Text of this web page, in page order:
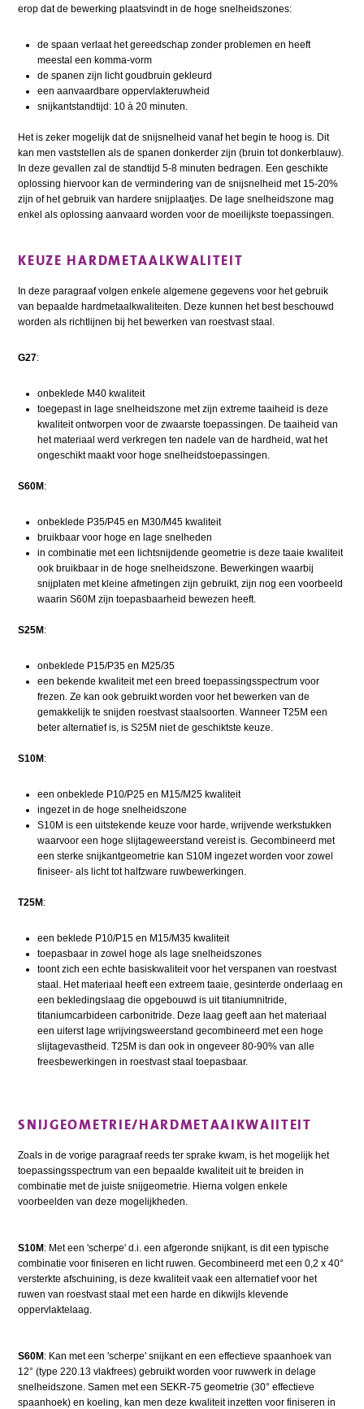
erop dat de bewerking plaatsvindt in de hoge snelheidszones:
de spaan verlaat het gereedschap zonder problemen en heeft
meestal een komma-vorm
de spanen zijn licht goudbruin gekleurd
een aanvaardbare oppervlakteruwheid
snijkantstandtijd: 10 à 20 minuten.
Het is zeker mogelijk dat de snijsnelheid vanaf het begin te hoog is. Dit
kan men vaststellen als de spanen donkerder zijn (bruin tot donkerblauw).
In deze gevallen zal de standtijd 5-8 minuten bedragen. Een geschikte
oplossing hiervoor kan de vermindering van de snijsnelheid met 15-20%
zijn of het gebruik van hardere snijplaatjes. De lage snelheidszone mag
enkel als oplossing aanvaard worden voor de moeilijkste toepassingen.
KEUZE HARDMETAALKWALITEIT
In deze paragraaf volgen enkele algemene gegevens voor het gebruik
van bepaalde hardmetaalkwaliteiten. Deze kunnen het best beschouwd
worden als richtlijnen bij het bewerken van roestvast staal.
G27:
onbeklede M40 kwaliteit
toegepast in lage snelheidszone met zijn extreme taaiheid is deze
kwaliteit ontworpen voor de zwaarste toepassingen. De taaiheid van
het materiaal werd verkregen ten nadele van de hardheid, wat het
ongeschikt maakt voor hoge snelheidstoepassingen.
S60M:
onbeklede P35/P45 en M30/M45 kwaliteit
bruikbaar voor hoge en lage snelheden
in combinatie met een lichtsnijdende geometrie is deze taaie kwaliteit
ook bruikbaar in de hoge snelheidszone. Bewerkingen waarbij
snijplaten met kleine afmetingen zijn gebruikt, zijn nog een voorbeeld
waarin S60M zijn toepasbaarheid bewezen heeft.
S25M:
onbeklede P15/P35 en M25/35
een bekende kwaliteit met een breed toepassingsspectrum voor
frezen. Ze kan ook gebruikt worden voor het bewerken van de
gemakkelijk te snijden roestvast staalsoorten. Wanneer T25M een
beter alternatief is, is S25M niet de geschiktste keuze.
S10M:
een onbeklede P10/P25 en M15/M25 kwaliteit
ingezet in de hoge snelheidszone
S10M is een uitstekende keuze voor harde, wrijvende werkstukken
waarvoor een hoge slijtageweerstand vereist is. Gecombineerd met
een sterke snijkantgeometrie kan S10M ingezet worden voor zowel
finiseer- als licht tot halfzware ruwbewerkingen.
T25M:
een beklede P10/P15 en M15/M35 kwaliteit
toepasbaar in zowel hoge als lage snelheidszones
toont zich een echte basiskwaliteit voor het verspanen van roestvast
staal. Het materiaal heeft een extreem taaie, gesinterde onderlaag en
een bekledingslaag die opgebouwd is uit titaniumnitride,
titaniumcarbideen carbonitride. Deze laag geeft aan het materiaal
een uiterst lage wrijvingsweerstand gecombineerd met een hoge
slijtagevastheid. T25M is dan ook in ongeveer 80-90% van alle
freesbewerkingen in roestvast staal toepasbaar.
SNIJGEOMETRIE/HARDMETAAIKWAIITEIT
Zoals in de vorige paragraaf reeds ter sprake kwam, is het mogelijk het
toepassingsspectrum van een bepaalde kwaliteit uit te breiden in
combinatie met de juiste snijgeometrie. Hierna volgen enkele
voorbeelden van deze mogelijkheden.
S10M: Met een 'scherpe' d.i. een afgeronde snijkant, is dit een typische
combinatie voor finiseren en licht ruwen. Gecombineerd met een 0,2 x 40°
versterkte afschuining, is deze kwaliteit vaak een alternatief voor het
ruwen van roestvast staal met een harde en dikwijls klevende
oppervlaktelaag.
S60M: Kan met een 'scherpe' snijkant en een effectieve spaanhoek van
12° (type 220.13 vlakfrees) gebruikt worden voor ruwwerk in delage
snelheidszone. Samen met een SEKR-75 geometrie (30° effectieve
spaanhoek) en koeling, kan men deze kwaliteit inzetten voor finiseren in